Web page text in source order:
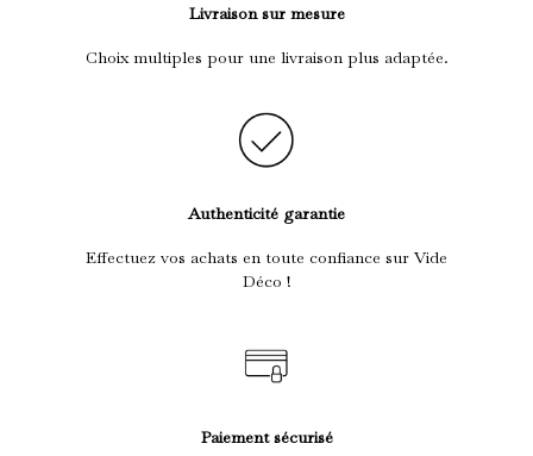
Livraison sur mesure
Choix multiples pour une livraison plus adaptée.
Authenticité garantie
Effectuez vos achats en toute confiance sur Vide
Déco !
Paiement sécurisé